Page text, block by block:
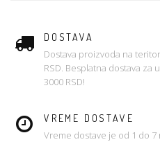
DOSTAVA
Dostava proizvoda na
RSD. Besplatna dostava
3000 RSD!
VREME DOSTAVE
Vreme dostave je od 1 do